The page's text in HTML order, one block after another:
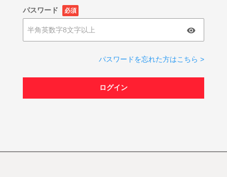
パスワード 必須
パスワードを忘れた方はこちら >
ログイン